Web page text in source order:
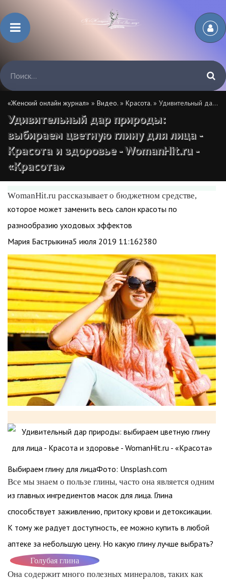
«Женский онлайн журнал» » Видео. » Красота. » Удивительный дар природы: выбираем цветную глину для лица - Красота и здоровье - WomanHit.ru - «Красота»
Удивительный дар природы:
выбираем цветную глину для лица -
Красота и здоровье - WomanHit.ru -
«Красота»
WomanHit.ru рассказывает о бюджетном средстве,
которое может заменить весь салон красоты по
разнообразию уходовых эффектов
Мария Бастрыкина5 июля 2019 11:162380
Выбираем глину для лицаФото: Unsplash.com
Все мы знаем о пользе глины, часто она является одним
из главных ингредиентов масок для лица. Глина
способствует заживлению, притоку крови и детоксикации.
К тому же радует доступность, ее можно купить в любой
аптеке за небольшую цену. Но какую глину лучше выбрать?
Голубая глина
Она содержит много полезных минералов, таких как